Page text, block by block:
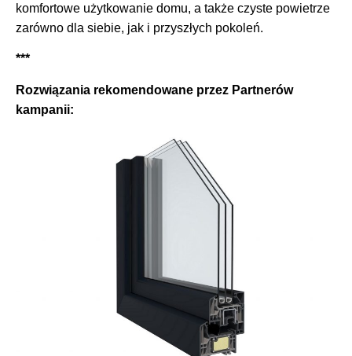
komfortowe użytkowanie domu, a także czyste powietrze
zarówno dla siebie, jak i przyszłych pokoleń.
***
Rozwiązania rekomendowane przez Partnerów
kampanii: